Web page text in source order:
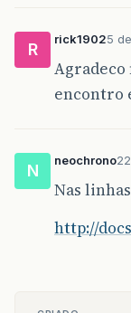
R
rick19025
Agradeco
encontro
N
neochrono
Nas
http://